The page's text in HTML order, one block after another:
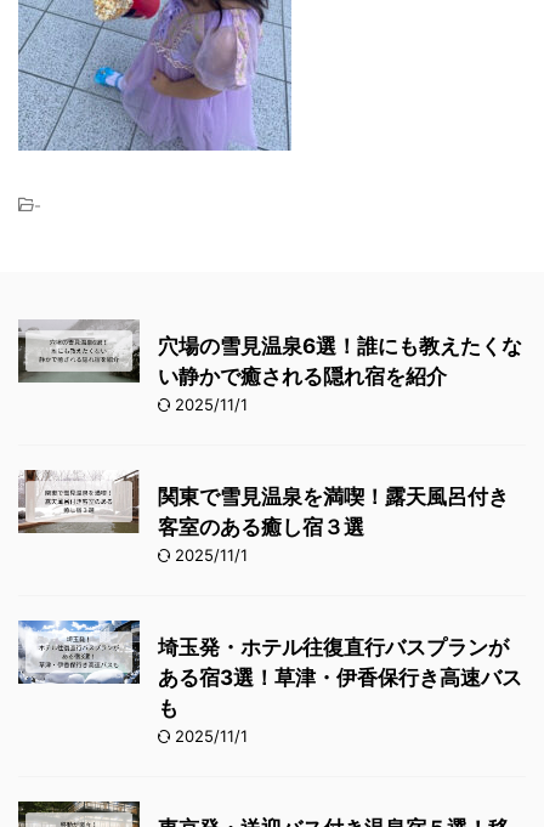
-
穴場の雪見温泉6選！誰にも教えたくな
い静かで癒される隠れ宿を紹介
2025/11/1
関東で雪見温泉を満喫！露天風呂付き
客室のある癒し宿３選
2025/11/1
埼玉発・ホテル往復直行バスプランが
ある宿3選！草津・伊香保行き高速バス
も
2025/11/1